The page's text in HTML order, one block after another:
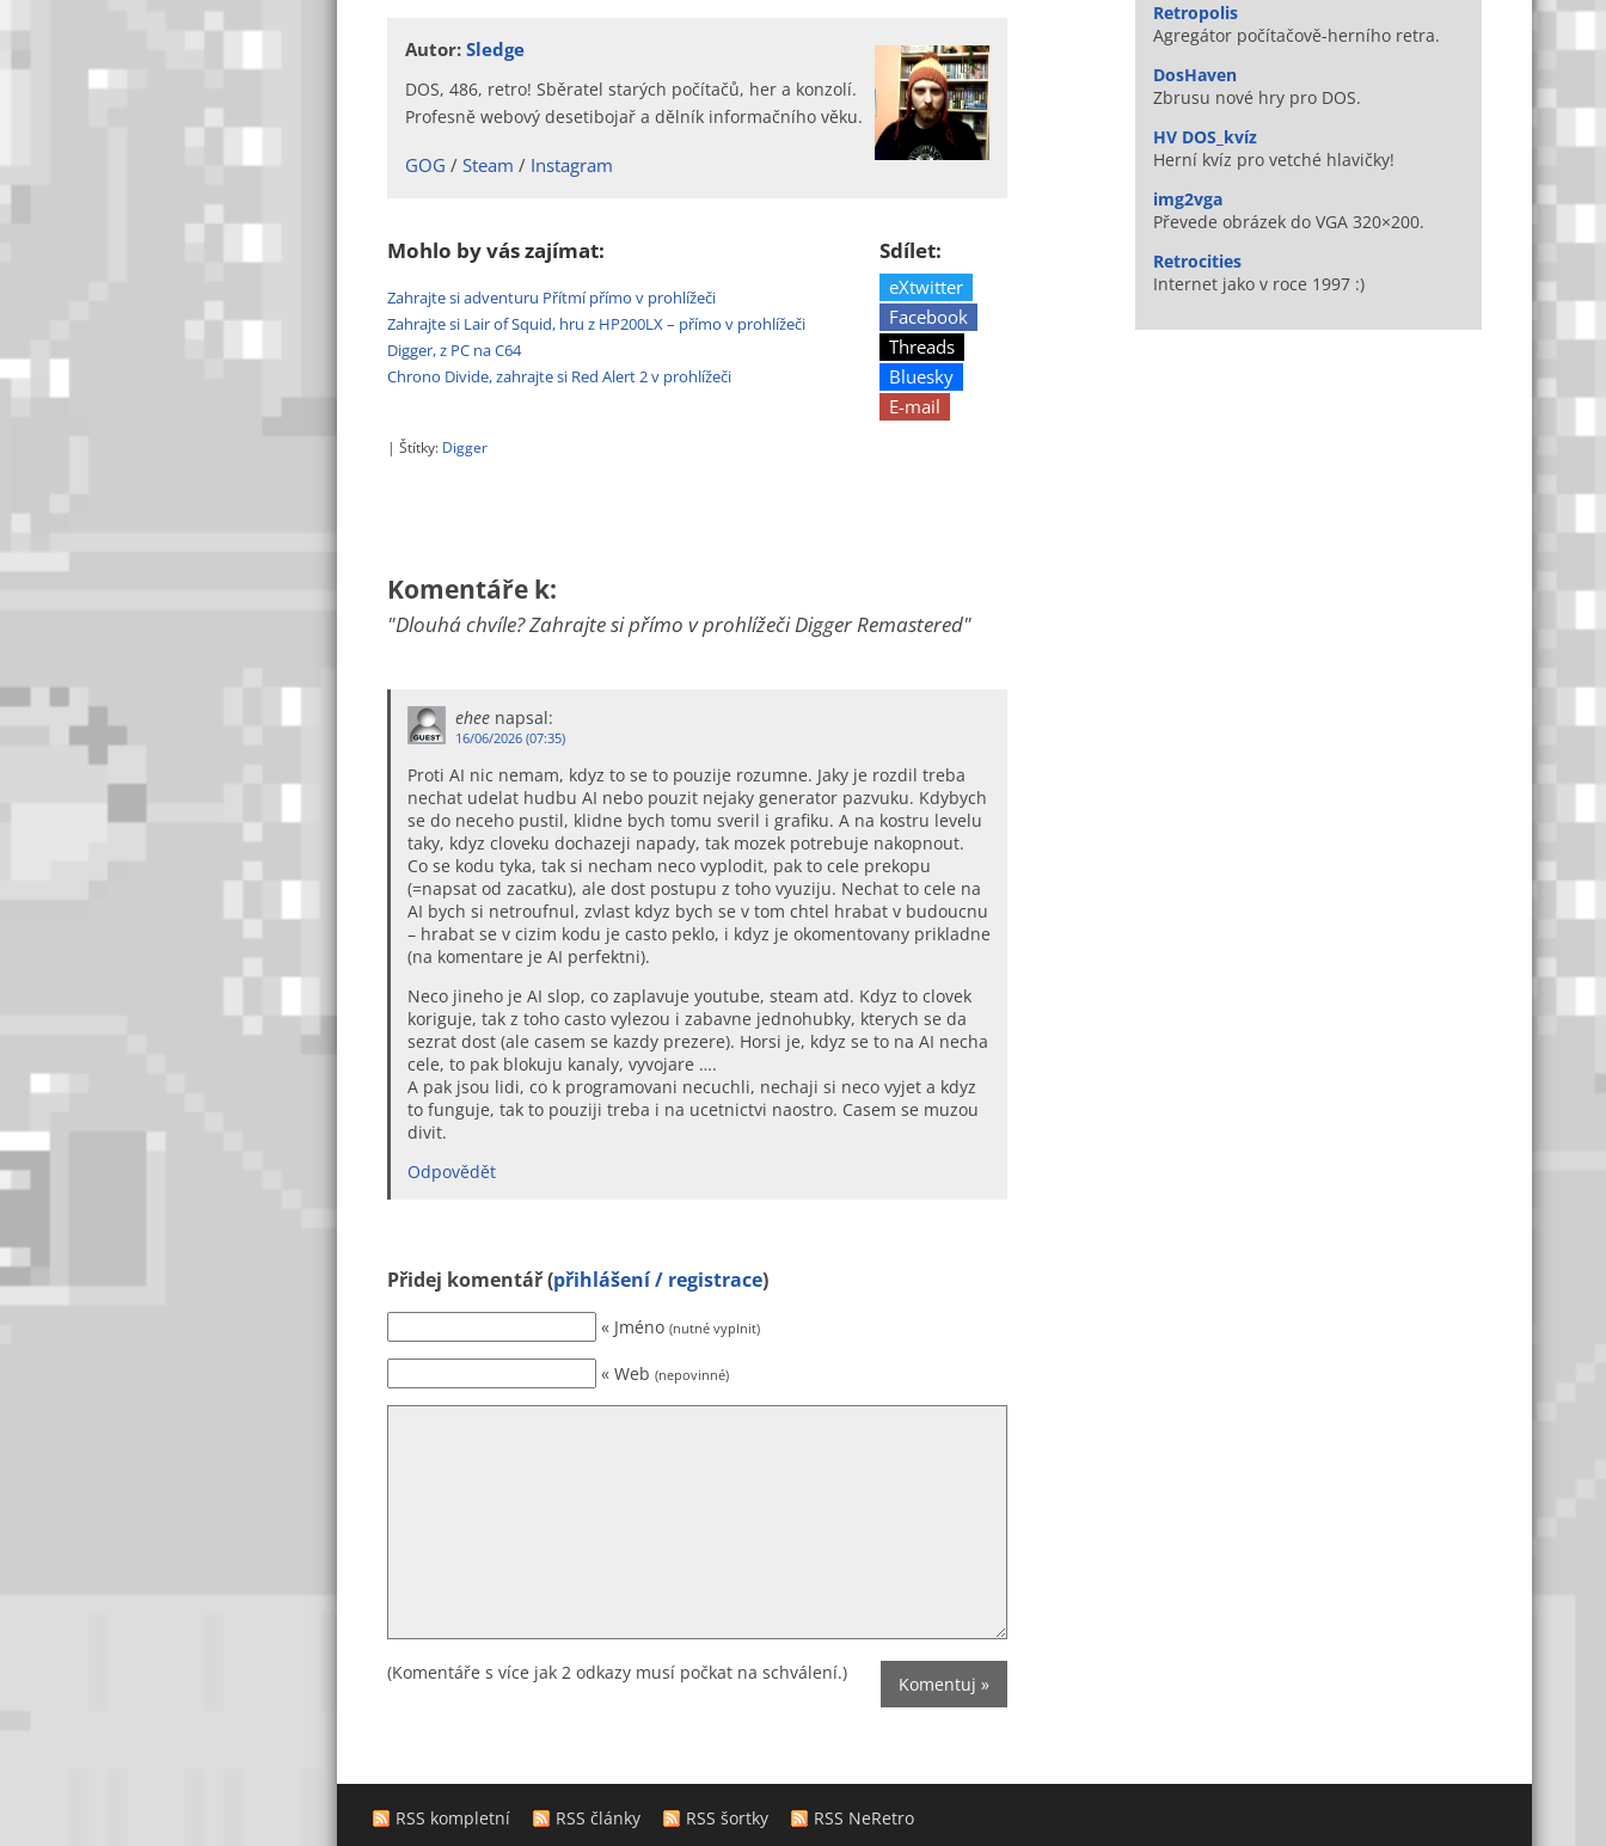
Autor:Sledge
DOS, 486, retro! Sběratel starých počítačů, her a konzolí.
Profesně webový desetibojař a dělník informačního věku.
GOG Steam Instagram
Mohlo by vás zajímat:
Zahrajte si adventuru Přítmí přímo v prohlížeči
Zahrajte si Lair of Squid, hru z HP200LX – přímo v prohlížeči
Digger, z PC na C64
Chrono Divide, zahrajte si Red Alert 2 v prohlížeči
Sdílet:
eXtwitter
Facebook
Threads
Bluesky
E-mail
| Štítky: Digger
Komentáře k:
"Dlouhá chvíle? Zahrajte si přímo v prohlížeči Digger Remastered"
ehee napsal:
16/06/2026 (07:35)
Proti AI nic nemam, kdyz to se to pouzije rozumne. Jaky je rozdil treba
nechat udelat hudbu AI nebo pouzit nejaky generator pazvuku. Kdybych
se do neceho pustil, klidne bych tomu sveril i grafiku. A na kostru levelu
taky, kdyz cloveku dochazeji napady, tak mozek potrebuje nakopnout.
Co se kodu tyka, tak si necham neco vyplodit, pak to cele prekopu
(=napsat od zacatku), ale dost postupu z toho vyuziju. Nechat to cele na
AI bych si netroufnul, zvlast kdyz bych se v tom chtel hrabat v budoucnu
– hrabat se v cizim kodu je casto peklo, i kdyz je okomentovany prikladne
(na komentare je AI perfektni).
Neco jineho je AI slop, co zaplavuje youtube, steam atd. Kdyz to clovek
koriguje, tak z toho casto vylezou i zabavne jednohubky, kterych se da
sezrat dost (ale casem se kazdy prezere). Horsi je, kdyz se to na AI necha
cele, to pak blokuju kanaly, vyvojare ….
A pak jsou lidi, co k programovani necuchli, nechaji si neco vyjet a kdyz
to funguje, tak to pouziji treba i na ucetnictvi naostro. Casem se muzou
divit.
Odpovědět
Přidej komentář (přihlášení / registrace)
« Jméno (nutné vyplnit)
« Web (nepovinné)
(Komentáře s více jak 2 odkazy musí počkat na schválení.)
Retropolis
Agregátor počítačově-herního retra.
DosHaven
Zbrusu nové hry pro DOS.
HV DOS_kvíz
Herní kvíz pro vetché hlavičky!
img2vga
Převede obrázek do VGA 320×200.
Retrocities
Internet jako v roce 1997 :)
RSS kompletní RSS články RSS šortky RSS NeRetro